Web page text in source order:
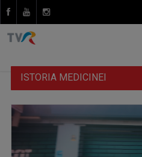
ISTORIA MEDICINEI